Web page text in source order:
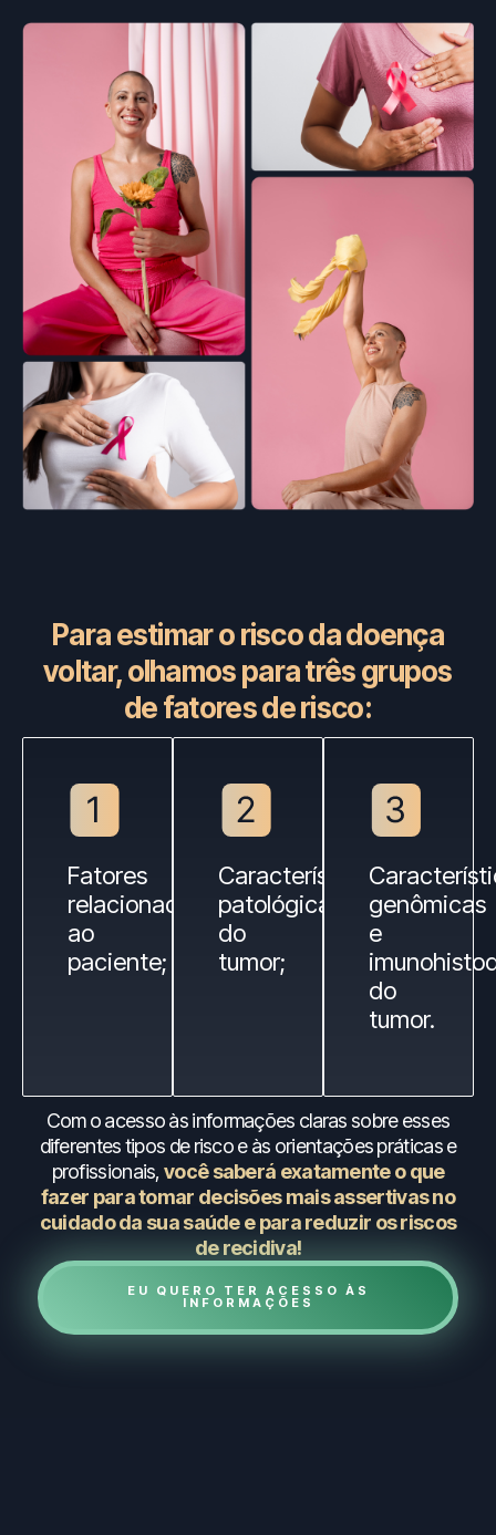
Para estimar o risco da doença
voltar, olhamos para três grupos
de fatores de risco:
Fatores
relacionados
ao
paciente;
Características
patológicas
do
tumor;
genômicas
e
do
tumor.
Com o acesso às informações claras sobre esses
diferentes tipos de risco e às orientações práticas e
profissionais,você saberá exatamente o que
fazer para tomar decisões mais assertivas no
cuidado da sua saúde e para reduzir os riscos
de recidiva!
EU QUERO TER ACESSO ÀS
INFORMAÇÕES